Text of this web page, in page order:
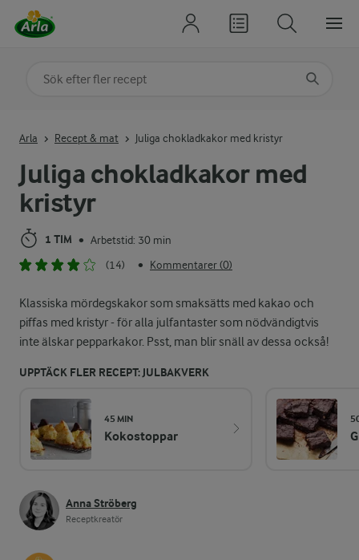
Juliga chokladkakor med
kristyr
1 TIM • Arbetstid: 30 min
(14)
• Kommentarer (0)
Klassiska mördegskakor som smaksätts med kakao och
piffas med kristyr - för alla julfantaster som nödvändigtvis
inte älskar pepparkakor. Psst, man blir snäll av dessa också!
UPPTÄCK FLER RECEPT: JULBAKVERK
45 MIN
Kokostoppar
Anna Ströberg
Receptkreatör
Arla Recept & mat Juliga chokladkakor med kristyr
Sök på kategori eller ingrediens